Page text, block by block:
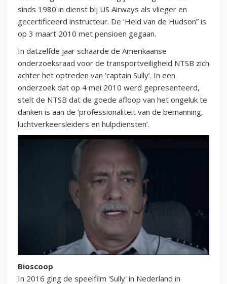
sinds 1980 in dienst bij US Airways als vlieger en
gecertificeerd instructeur. De ‘Held van de Hudson” is
op 3 maart 2010 met pensioen gegaan.
In datzelfde jaar schaarde de Amerikaanse
onderzoeksraad voor de transportveiligheid NTSB zich
achter het optreden van ‘captain Sully’. In een
onderzoek dat op 4 mei 2010 werd gepresenteerd,
stelt de NTSB dat de goede afloop van het ongeluk te
danken is aan de ‘professionaliteit van de bemanning,
luchtverkeersleiders en hulpdiensten’.
Bioscoop
In 2016 ging de speelfilm 'Sully' in Nederland in